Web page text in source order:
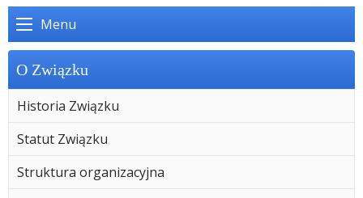
Menu
O Związku
Historia Związku
Statut Związku
Struktura organizacyjna